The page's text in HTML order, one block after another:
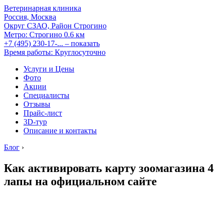
Ветеринарная клиника
Россия, Москва
Округ СЗАО, Район Строгино
Метро: Строгино 0.6 км
+7 (495) 230-17-... – показать
Время работы: Круглосуточно
Услуги и Цены
Фото
Акции
Специалисты
Отзывы
Прайс-лист
3D-тур
Описание и контакты
Блог ›
Как активировать карту зоомагазина 4
лапы на официальном сайте